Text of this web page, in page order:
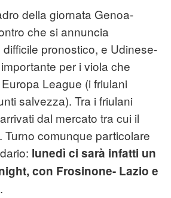
della giornata Genoa-
che si annuncia
pronostico, e Udinese-
per i viola che
League (i friulani
salvezza). Tra i friulani
dal mercato tra cui il
Turno comunque particolare
lunedì ci sarà infatti un
con Frosinone- Lazio e
.